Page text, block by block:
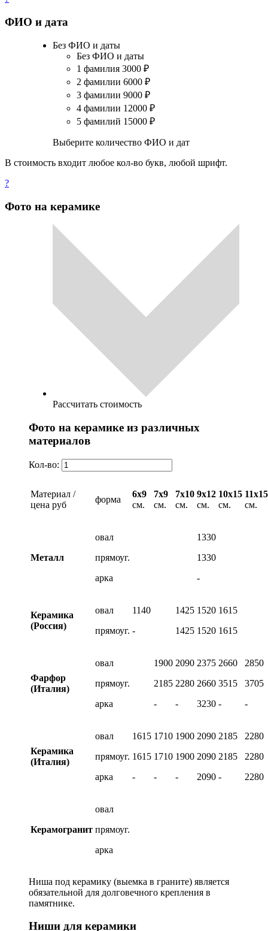
ФИО и дата
Без ФИО и даты
Без ФИО и даты
1 фамилия 3000 ₽
2 фамилии 6000 ₽
3 фамилии 9000 ₽
4 фамилии 12000 ₽
5 фамилий 15000 ₽
Выберите количество ФИО и дат
В стоимость входит любое кол-во букв, любой шрифт.
?
Фото на керамике
Рассчитать стоимость
Фото на керамике из различных
материалов
Кол-во:
Материал /
цена руб
форма
6х9
см.
7х9
см.
7х10
см.
9х12
см.
10х15
см.
11х15
см.
Металл
овал
прямоуг.
арка
1330
1330
-
Керамика
(Россия)
овал
прямоуг.
1140
-
1425
1425
1520
1520
1615
1615
Фарфор
(Италия)
овал
прямоуг.
арка
1900
2185
-
2090
2280
-
2375
2660
3230
2660
3515
-
2850
3705
-
Керамика
(Италия)
овал
прямоуг.
арка
1615
1615
-
1710
1710
-
1900
1900
-
2090
2090
2090
2185
2185
-
2280
2280
2280
Керамогранит
овал
прямоуг.
арка
Ниша под керамику (выемка в граните) является
обязательной для долговечного крепления в
памятнике.
Ниши для керамики